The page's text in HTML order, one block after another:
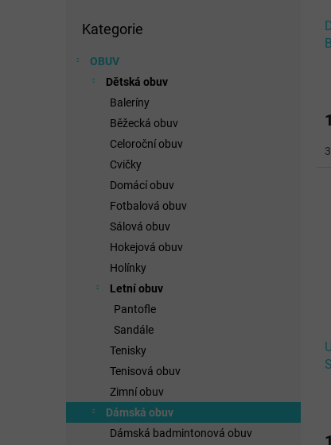
kategorie
Kategorie
OBUV
Dětská obuv
Baleríny
Běžecká obuv
Celoroční obuv
Cvičky
Domácí obuv
Fotbalová obuv
Sálová obuv
Hokejová obuv
Holínky
Letní obuv
Pantofle
Sandále
Tenisky
Tenisová obuv
Zimní obuv
Dámská obuv
Dámská badmintonová obuv